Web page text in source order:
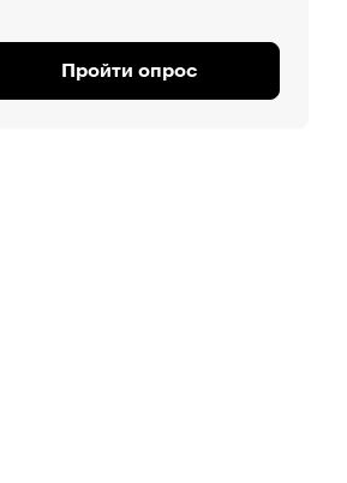
Пройти опрос